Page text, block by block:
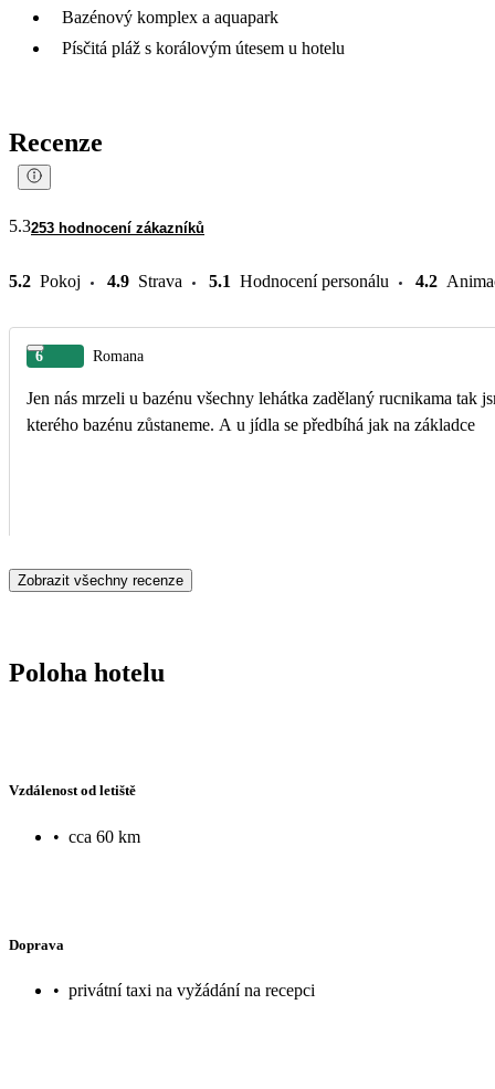
Bazénový komplex a aquapark
Písčitá pláž s korálovým útesem u hotelu
Recenze
5.3253 hodnocení zákazníků
5.2 Pokoj 4.9 Strava 5.1 Hodnocení personálu 4.2
6 Romana
Jen nás mrzeli u bazénu všechny lehátka zadělaný rucnikama tak
kterého bazénu zůstaneme. A u jídla se předbíhá jak na základce
Zobrazit všechny recenze
Poloha hotelu
Vzdálenost od letiště
• cca 60 km
Doprava
• privátní taxi na vyžádání na recepci